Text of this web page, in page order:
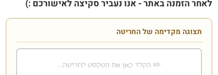
לאחר הזמנה באתר - אנו נעביר סקיצה לאישורכם :)
תצוגה מקדימה של החריטה